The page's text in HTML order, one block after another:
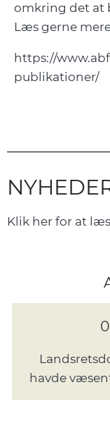
omkring det at
Læs gerne
https://
publikationer/
Klik her for at
havde